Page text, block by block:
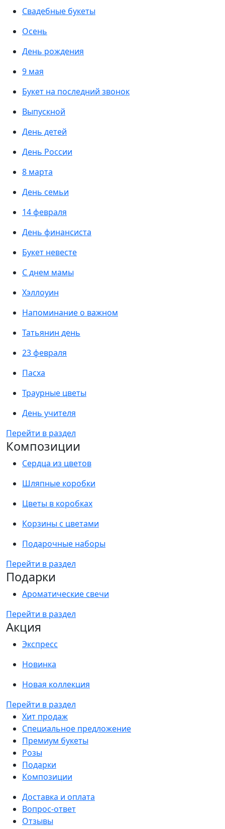
Свадебные букеты
Осень
День рождения
9 мая
Букет на последний звонок
Выпускной
День детей
День России
8 марта
День семьи
14 февраля
День финансиста
Букет невесте
С днем мамы
Хэллоуин
Напоминание о важном
Татьянин день
23 февраля
Пасха
Траурные цветы
День учителя
Перейти в раздел
Композиции
Сердца из цветов
Шляпные коробки
Цветы в коробках
Корзины с цветами
Подарочные наборы
Перейти в раздел
Подарки
Ароматические свечи
Перейти в раздел
Акция
Экспресс
Новинка
Новая коллекция
Перейти в раздел
Хит продаж
Специальное предложение
Премиум букеты
Розы
Подарки
Композиции
Доставка и оплата
Вопрос-ответ
Отзывы